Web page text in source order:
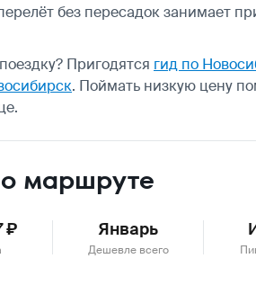
без пересадок занимает
Пригодятся гид по
. Поймать низкую цену
маршруте
₽ Январь
Дешевле всего